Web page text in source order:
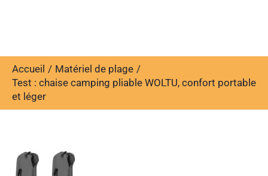
Accueil
Matériel de plage
Test : chaise camping pliable WOLTU, confort portable
et léger